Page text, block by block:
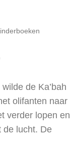
de Ka’bah
olifanten naar
verder lopen en
de lucht. De